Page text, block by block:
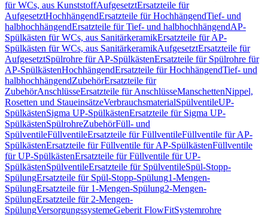
für WCs, aus KunststoffAufgesetztErsatzteile für
AufgesetztHochhängendErsatzteile für HochhängendTief- und
halbhochhängendErsatzteile für Tief- und halbhochhängendAP-
Spülkästen für WCs, aus SanitärkeramikErsatzteile für AP-
Spülkästen für WCs, aus SanitärkeramikAufgesetztErsatzteile für
AufgesetztSpülrohre für AP-SpülkästenErsatzteile für Spülrohre für
AP-SpülkästenHochhängendErsatzteile für HochhängendTief- und
halbhochhängendZubehörErsatzteile für
ZubehörAnschlüsseErsatzteile für AnschlüsseManschettenNippel,
Rosetten und StaueinsätzeVerbrauchsmaterialSpülventileUP-
SpülkästenSigma UP-SpülkästenErsatzteile für Sigma UP-
SpülkästenSpülrohreZubehörFüll- und
SpülventileFüllventileErsatzteile für FüllventileFüllventile für AP-
SpülkästenErsatzteile für Füllventile für AP-SpülkästenFüllventile
für UP-SpülkästenErsatzteile für Füllventile für UP-
SpülkästenSpülventileErsatzteile für SpülventileSpül-Stopp-
SpülungErsatzteile für Spül-Stopp-Spülung1-Mengen-
SpülungErsatzteile für 1-Mengen-Spülung2-Mengen-
SpülungErsatzteile für 2-Mengen-
SpülungVersorgungssystemeGeberit FlowFitSystemrohre